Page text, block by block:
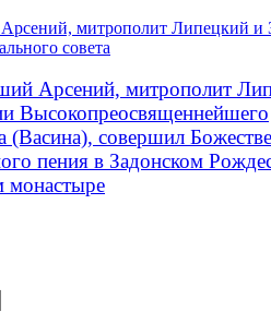
митрополит Липецкий и
совета
Арсений, митрополит
Высокопреосвященнейшего
(Васина), совершил
пения в Задонском
монастыре